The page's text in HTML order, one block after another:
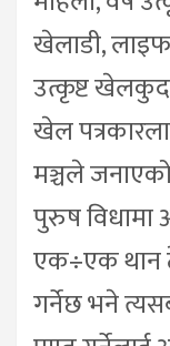
खेलाडी,
उत्कृष्ट खेलकुद
खेल
मञ्चले
पुरुष विधामा
एक÷एक थान
गर्नेछ भने